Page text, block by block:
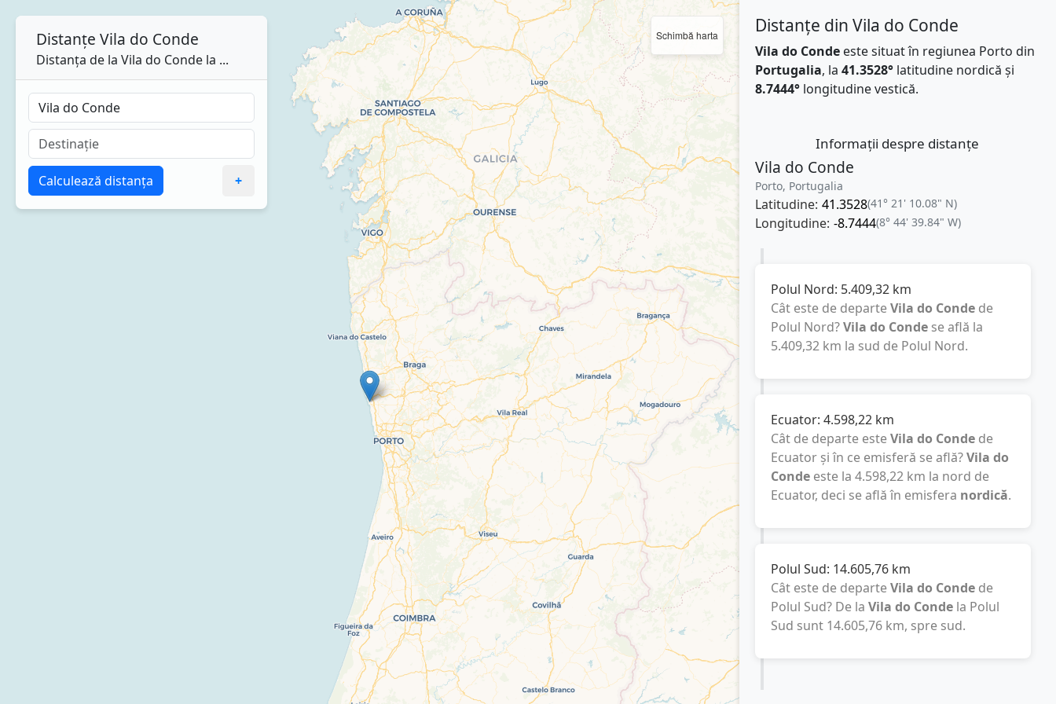
Schimbă harta Distanțe din Vila do Conde
Vila do Condeeste situat în regiunea Porto din
Portugalia, la 41.3528°latitudine nordică și
8.7444°longitudine vestică.
Informații despre distanțe
Vila do Conde
Porto, Portugalia
Latitudine: 41.3528(41° 21' 10.08" N)
Longitudine: -8.7444(8° 44' 39.84" W)
Polul Nord: 5.409,32 km
Cât este de departeVila do Condede
Polul Nord?Vila do Condese află la
5.409,32 km la sud de Polul Nord.
Ecuator: 4.598,22 km
Cât de departe esteVila do Condede
Ecuator și în ce emisferă se află?Vila do
Condeeste la 4.598,22 km la nord de
Ecuator, deci se află în emisfera nordică.
Polul Sud: 14.605,76 km
Cât este de departeVila do Condede
Polul Sud? De la Vila do Condela Polul
Sud sunt 14.605,76 km, spre sud.
Distanțe Vila do Conde
Distanța de la Vila do Conde la ...
Calculează distanța +